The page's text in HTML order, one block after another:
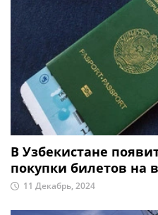
В Узбекистане
покупки билетов на
11 Декабрь, 2024